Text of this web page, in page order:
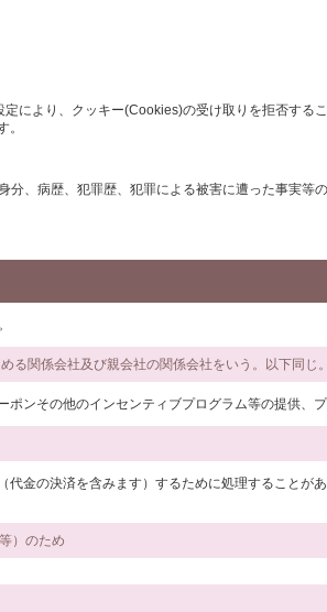
により、クッキー(Cookies)の受け取りを拒否するこ
。
、病歴、犯罪歴、犯罪による被害に遭った事実
関係会社及び親会社の関係会社をいう。以下同じ
ンその他のインセンティブプログラム等の提供、
金の決済を含みます）するために処理すること
）のため